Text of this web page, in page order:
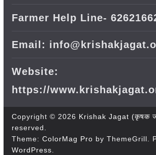
Farmer Help Line-
Email:
Website:
https://
Copyright © 2026 Krishak Jagat (कृषक
reserved.
Theme: ColorMag Pro by ThemeGrill.
WordPress.